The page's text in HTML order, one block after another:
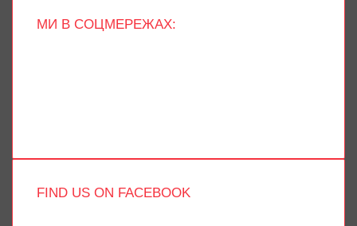
МИ В СОЦМЕРЕЖАХ:
FIND US ON FACEBOOK